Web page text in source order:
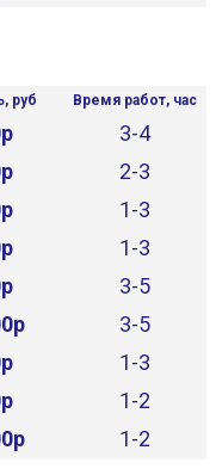
руб Время работ, час
3-4
2-3
1-3
1-3
3-5
3-5
1-3
1-2
1-2